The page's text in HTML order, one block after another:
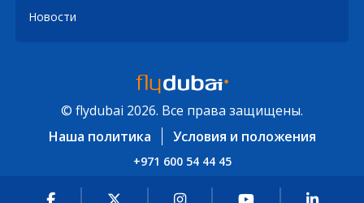
Новости
© flydubai 2026. Все права защищены.
Наша политика
Условия и положения
+971 600 54 44 45